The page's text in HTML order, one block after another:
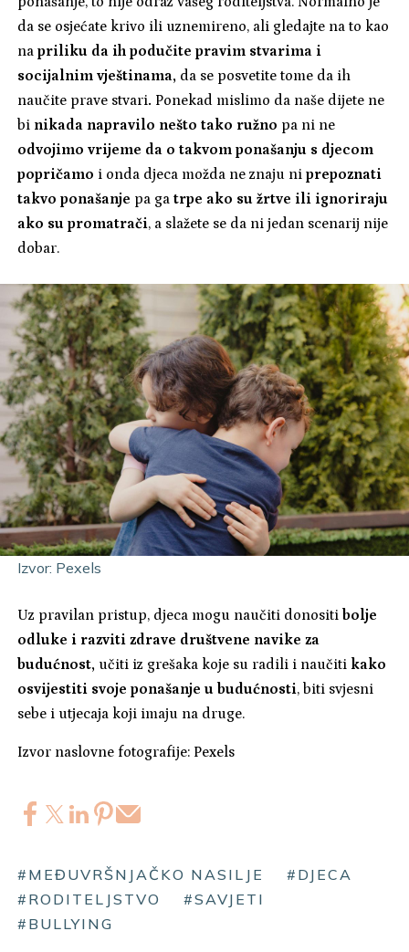
da se osjećate krivo ili uznemireno, ali gledajte na to kao
napriliku da ih podučite pravim stvarima i
socijalnim vještinama, da se posvetite tome da ih
naučite prave stvari. Ponekad mislimo da naše dijete ne
bi nikada napravilo nešto tako ružno pa ni ne
odvojimo vrijeme da o takvom ponašanju s djecom
popričamo i onda djeca možda ne znaju niprepoznati
takvo ponašanje pa gatrpe ako su žrtve ili ignoriraju
ako su promatrači, a slažete se da ni jedan scenarij nije
dobar.
Izvor: Pexels
Uz pravilan pristup, djeca mogu naučiti donositi bolje
odluke i razviti zdrave društvene navike za
budućnost, učiti iz grešaka koje su radili i naučiti kako
osvijestiti svoje ponašanje u budućnosti, biti svjesni
sebe i utjecaja koji imaju na druge.
Izvor naslovne fotografije: Pexels
#MEĐUVRŠNJAČKO NASILJE
#DJECA
#RODITELJSTVO
#SAVJETI
#BULLYING